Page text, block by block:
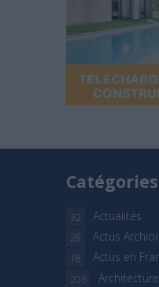
Catégories
Actualités
32
Actus
28
Actus en
18
Architecture
206